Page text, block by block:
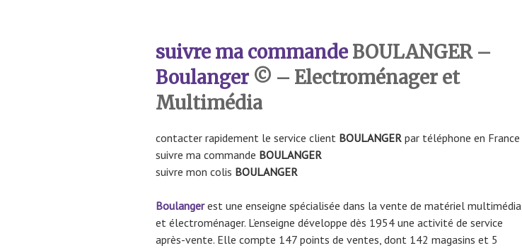
suivre ma commande BOULANGER –
Boulanger © – Electroménager et
Multimédia
contacter rapidement le service client BOULANGER par téléphone en France
suivre ma commande BOULANGER
suivre mon colis BOULANGER
Boulangerest une enseigne spécialisée dans la vente de matériel multimédia
et électroménager. L’enseigne développe dès 1954 une activité de service
après-vente. Elle compte 147 points de ventes, dont 142 magasins et 5